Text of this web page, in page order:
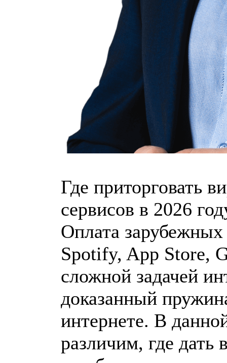
Где приторговать
сервисов в 2026
Оплата
Spotify, App Store,
сложной задачей
доказанный
интернете. В
различим, где дать